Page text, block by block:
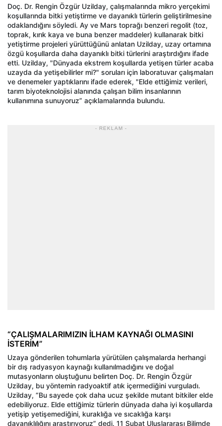
Doç. Dr. Rengin Özgür Uzilday, çalışmalarında mikro yerçekimi
koşullarında bitki yetiştirme ve dayanıklı türlerin geliştirilmesine
odaklandığını söyledi. Ay ve Mars toprağı benzeri regolit (toz,
toprak, kırık kaya ve buna benzer maddeler) kullanarak bitki
yetiştirme projeleri yürüttüğünü anlatan Uzilday, uzay ortamına
özgü koşullarda daha dayanıklı bitki türlerini araştırdığını ifade
etti. Uzilday, "Dünyada ekstrem koşullarda yetişen türler acaba
uzayda da yetişebilirler mi?" soruları için laboratuvar çalışmaları
ve denemeler yaptıklarını ifade ederek, "Elde ettiğimiz verileri,
tarım biyoteknolojisi alanında çalışan bilim insanlarının
kullanımına sunuyoruz” açıklamalarında bulundu.
- REKLAM -
“ÇALIŞMALARIMIZIN İLHAM KAYNAĞI OLMASINI
İSTERİM”
Uzaya gönderilen tohumlarla yürütülen çalışmalarda herhangi
bir dış radyasyon kaynağı kullanılmadığını ve doğal
mutasyonların oluştuğunu belirten Doç. Dr. Rengin Özgür
Uzilday, bu yöntemin radyoaktif atık içermediğini vurguladı.
Uzilday, “Bu sayede çok daha ucuz şekilde mutant bitkiler elde
edebiliyoruz. Elde ettiğimiz türlerin dünyada daha iyi koşullarda
yetişip yetişemediğini, kuraklığa ve sıcaklığa karşı
dayanıklılığını araştırıyoruz” dedi. 11 Şubat Uluslararası Bilimde